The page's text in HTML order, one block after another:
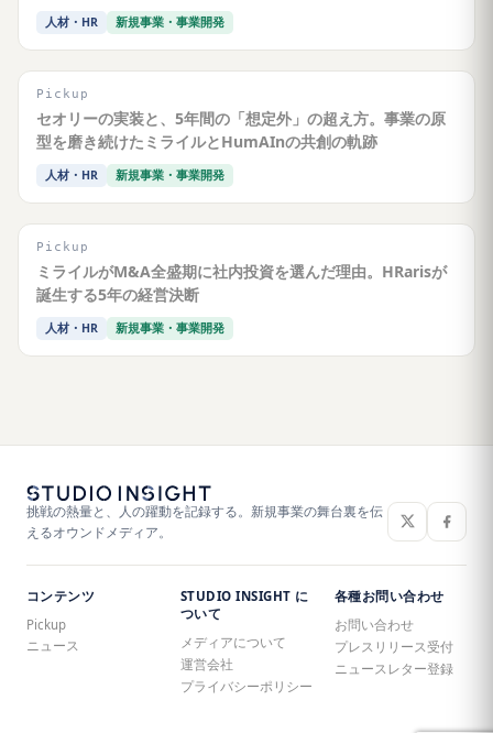
人材・HR 新規事業・事業開発
Pickup
セオリーの実装と、5年間の「想定外」の超え方。事業の原
型を磨き続けたミライルとHumAInの共創の軌跡
人材・HR 新規事業・事業開発
Pickup
ミライルがM&A全盛期に社内投資を選んだ理由。HRarisが
誕生する5年の経営決断
人材・HR 新規事業・事業開発
挑戦の熱量と、人の躍動を記録する。新規事業の舞台裏を伝
えるオウンドメディア。
コンテンツ
Pickup
ニュース
STUDIO INSIGHT に
ついて
メディアについて
運営会社
プライバシーポリシー
各種お問い合わせ
お問い合わせ
プレスリリース受付
ニュースレター登録